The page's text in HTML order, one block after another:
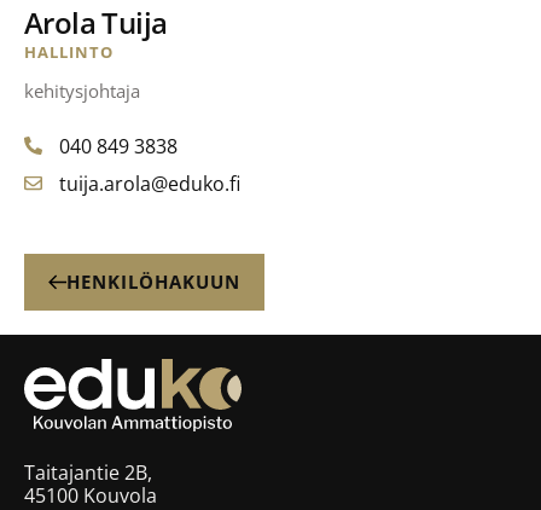
Arola Tuija
HALLINTO
kehitysjohtaja
040 849 3838
tuija.arola@eduko.fi
HENKILÖHAKUUN
Taitajantie 2B,
45100 Kouvola